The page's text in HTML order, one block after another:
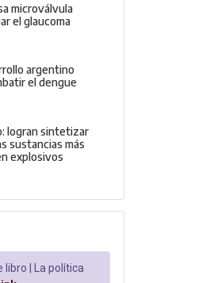
microválvula
el glaucoma
argentino
el dengue
logran sintetizar
sustancias más
explosivos
libro | La política